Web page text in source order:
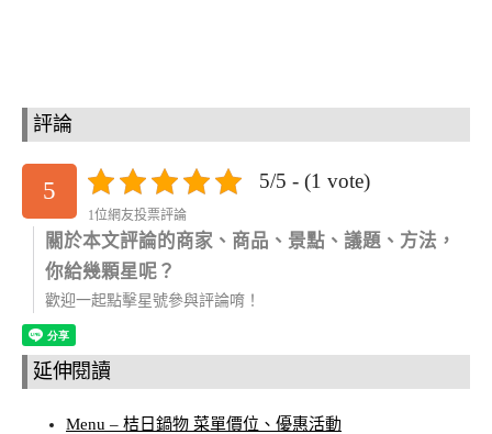
評論
5 5/5 - (1 vote)
1位網友投票評論
關於本文評論的商家、商品、景點、議題、方法，
你給幾顆星呢？
歡迎一起點擊星號參與評論唷！
延伸閱讀
Menu – 桔日鍋物 菜單價位、優惠活動